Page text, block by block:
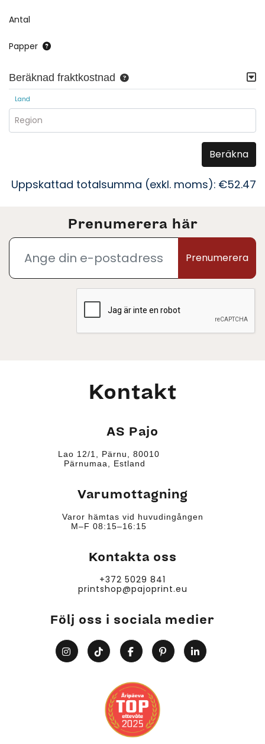
Antal
Papper
Beräknad fraktkostnad
Land
Region
Beräkna
Uppskattad totalsumma (exkl. moms): €52.47
Prenumerera här
Prenumerera
Kontakt
AS Pajo
Lao 12/1, Pärnu, 80010
Pärnumaa, Estland
Varumottagning
Varor hämtas vid huvudingången
M–F 08:15–16:15
Kontakta oss
+372 5029 841
printshop@pajoprint.eu
Följ oss i sociala medier